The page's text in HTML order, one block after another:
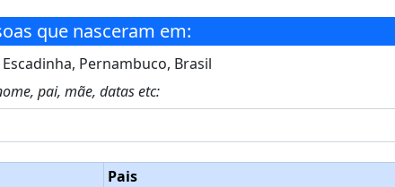
que nasceram em:
Escadinha, Pernambuco, Brasil
pai, mãe, datas etc:
Pais